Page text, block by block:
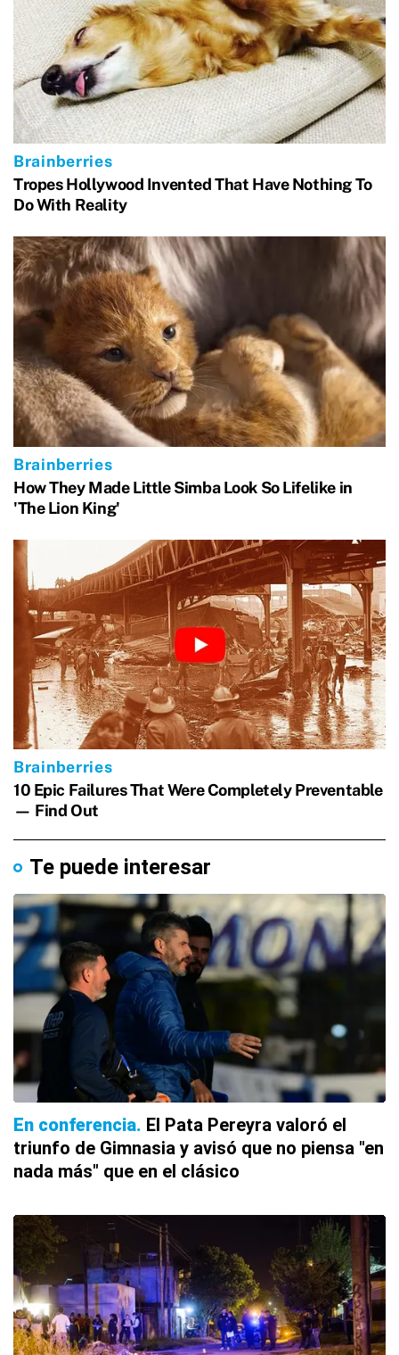
Te puede interesar
En conferencia El Pata Pereyra valoró el
triunfo de Gimnasia y avisó que no piensa "en
nada más" que en el clásico